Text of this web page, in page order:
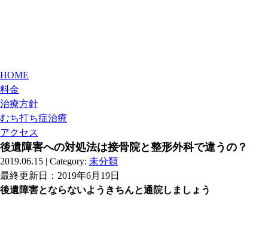
HOME
料金
治療方針
むち打ち症治療
アクセス
後遺障害への対処法は接骨院と整形外科で違うの？
2019.06.15 | Category: 未分類
最終更新日： 2019年6月19日
後遺障害とならないようきちんと通院しましょう